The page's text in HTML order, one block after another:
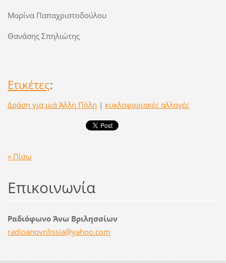
Μαρίνα Παπαχριστοδούλου
Θανάσης Σπηλιώτης
Ετικέτες:
Δράση για μιά Άλλη Πόλη | κυκλοφοριακές αλλαγές
« Πίσω
Επικοινωνία
Ραδιόφωνο Άνω Βριλησσίων
radioanovrilissia@yahoo.com